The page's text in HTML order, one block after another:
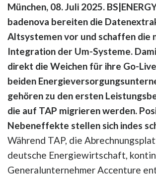
München, 08. Juli 2025.
badenova bereiten die
Altsystemen vor und schaffen die
Integration der Um-Systeme.
direkt die Weichen für ihre Go-
beiden
gehören zu den ersten
die auf TAP migrieren werden.
Nebeneffekte stellen sich indes
Während TAP, die
deutsche Energiewirtschaft,
Generalunternehmer Accenture